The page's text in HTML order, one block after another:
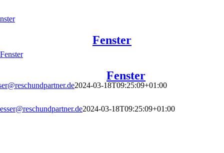
Fenster
Fenster
esser@reschundpartner.de2024-03-18T09:25:09+01:00
Fenster
2024-03-18T09:25:09+01:00